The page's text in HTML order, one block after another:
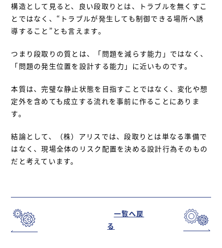
構造として見ると、良い段取りとは、トラブルを無くすこ
とではなく、“トラブルが発生しても制御できる場所へ誘
導すること”とも言えます。
つまり段取りの質とは、「問題を減らす能力」ではなく、
「問題の発生位置を設計する能力」に近いものです。
本質は、完璧な静止状態を目指すことではなく、変化や想
定外を含めても成立する流れを事前に作ることにありま
す。
結論として、（株）アリスでは、段取りとは単なる準備で
はなく、現場全体のリスク配置を決める設計行為そのもの
だと考えています。
一覧へ戻
る